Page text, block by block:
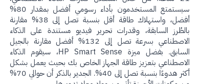
سيستمتع المستخدمون بأداء رسومي أفضل بمقدار 80%
أفضل، واستهلاك طاقة أقل بنسبة تصل إلى 38% مقارنة
بالطُرز السابقة، وقدرات تحرير فيديو مستندة على الذكاء
الاصطناعي بسرعة تصل إلى 132% أفضل مقارنة بالجيل
السابق. بفضل ميزة HP Smart Sense، سيقوم الذكاء
الاصطناعي بتعزيز طاقة الجهاز الخاص بك بحيث يعمل بشكل
أكثر هدوءًا بنسبة تصل إلى 40%. الجدير بالذكر أن حوالي 70%